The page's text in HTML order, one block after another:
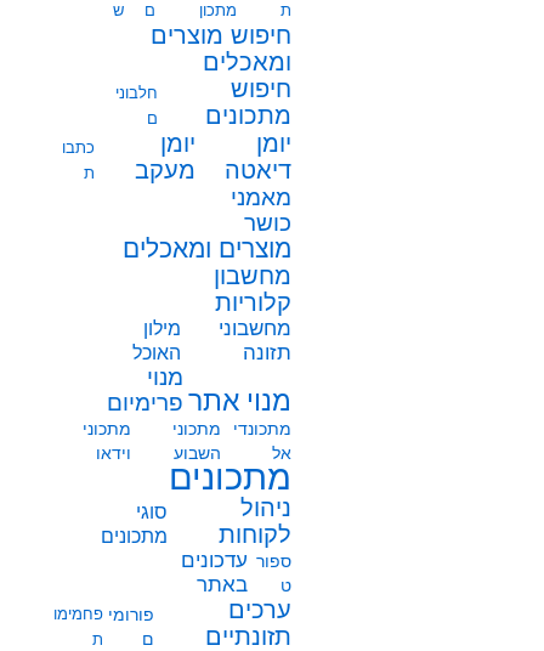
ת
מתכון
ם
ש
חיפוש מוצרים
ומאכלים
חיפוש
מתכונים
חלבוני
ם
יומן
דיאטה
יומן
מעקב
כתבו
ת
מאמני
כושר
מוצרים ומאכלים
מחשבון
קלוריות
מחשבוני
תזונה
מילון
האוכל
מנוי אתר
מנוי
פרימיום
מתכונדי
אל
מתכוני
השבוע
מתכוני
וידאו
מתכונים
ניהול
לקוחות
סוגי
מתכונים
ספור
ט
עדכונים
באתר
ערכים
תזונתיים
פורומי
ם
פחמימו
ת